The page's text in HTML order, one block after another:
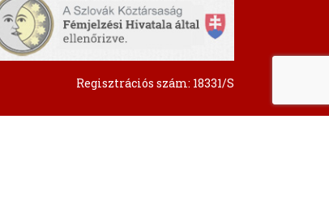
Regisztrációs szám: 18331/S